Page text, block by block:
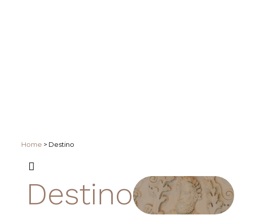
Home > Destino
Destino